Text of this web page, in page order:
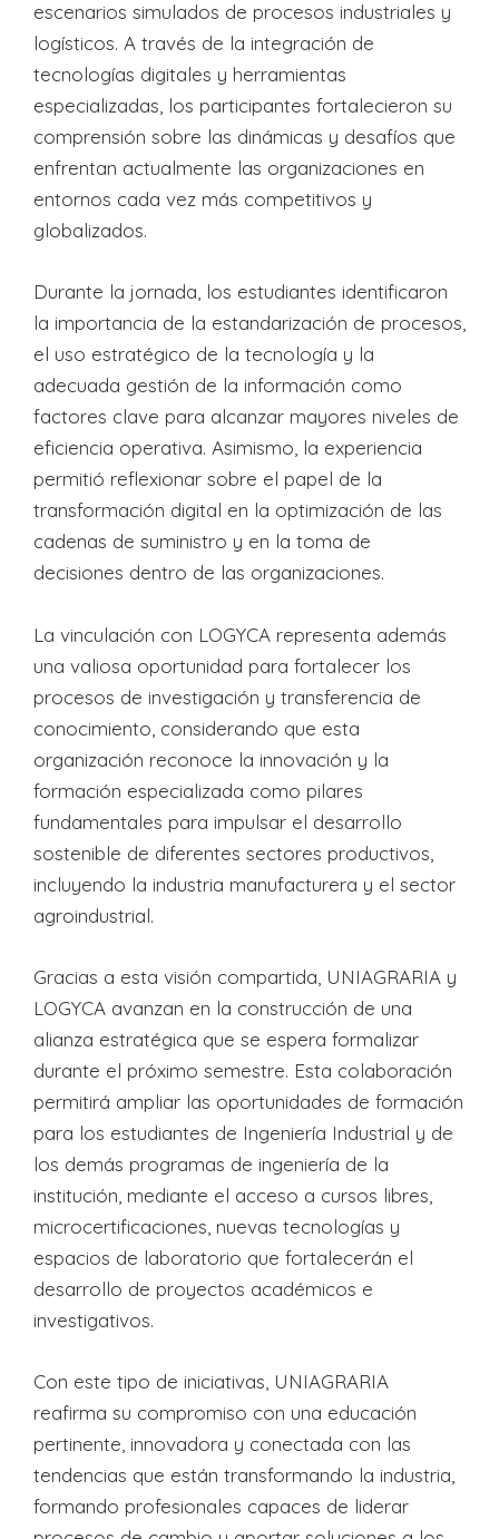
escenarios simulados de procesos industriales y
logísticos. A través de la integración de
tecnologías digitales y herramientas
especializadas, los participantes fortalecieron su
comprensión sobre las dinámicas y desafíos que
enfrentan actualmente las organizaciones en
entornos cada vez más competitivos y
globalizados.
Durante la jornada, los estudiantes identificaron
la importancia de la estandarización de procesos,
el uso estratégico de la tecnología y la
adecuada gestión de la información como
factores clave para alcanzar mayores niveles de
eficiencia operativa. Asimismo, la experiencia
permitió reflexionar sobre el papel de la
transformación digital en la optimización de las
cadenas de suministro y en la toma de
decisiones dentro de las organizaciones.
La vinculación con LOGYCA representa además
una valiosa oportunidad para fortalecer los
procesos de investigación y transferencia de
conocimiento, considerando que esta
organización reconoce la innovación y la
formación especializada como pilares
fundamentales para impulsar el desarrollo
sostenible de diferentes sectores productivos,
incluyendo la industria manufacturera y el sector
agroindustrial.
Gracias a esta visión compartida, UNIAGRARIA y
LOGYCA avanzan en la construcción de una
alianza estratégica que se espera formalizar
durante el próximo semestre. Esta colaboración
permitirá ampliar las oportunidades de formación
para los estudiantes de Ingeniería Industrial y de
los demás programas de ingeniería de la
institución, mediante el acceso a cursos libres,
microcertificaciones, nuevas tecnologías y
espacios de laboratorio que fortalecerán el
desarrollo de proyectos académicos e
investigativos.
Con este tipo de iniciativas, UNIAGRARIA
reafirma su compromiso con una educación
pertinente, innovadora y conectada con las
tendencias que están transformando la industria,
formando profesionales capaces de liderar